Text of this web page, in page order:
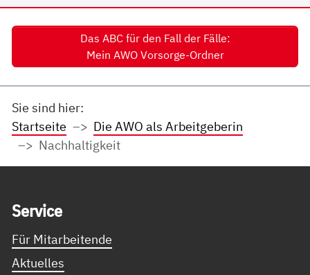
Das ABC für den Fall der Fälle:
Mein AWO Vorsorge-Ordner
Sie sind hier:
Startseite
Die AWO als Arbeitgeberin
Nachhaltigkeit
Ser­vice
Für Mitarbeitende
Aktuelles